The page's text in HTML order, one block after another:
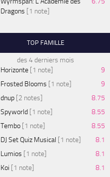
Dragons [1 note]
TOP FAMILLE
des 4 derniers mois
Horizonte [1 note]
9
Frosted Blooms [1 note]
9
dnup [2 notes]
8.75
Spyworld [1 note]
8.55
Tembo [1 note]
8.55
DJ Set Quiz Musical [1 note]
8.1
Lumios [1 note]
8.1
Koi [1 note]
8.1